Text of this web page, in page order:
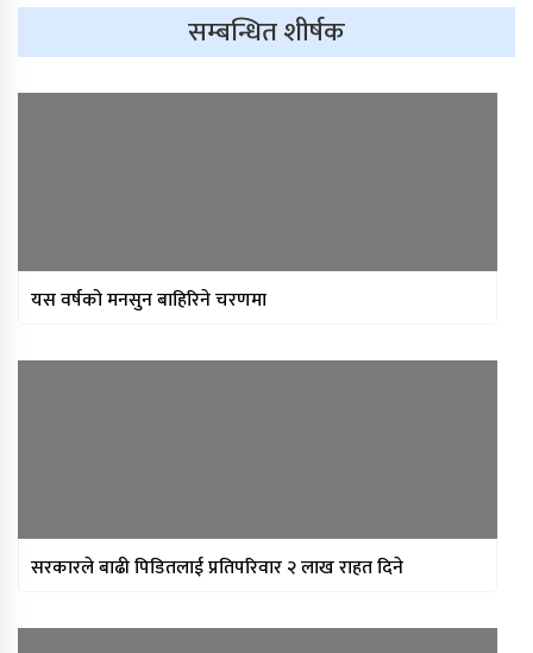
सम्बन्धित शीर्षक
यस वर्षको मनसुन बाहिरिने चरणमा
सरकारले बाढी पिडितलाई प्रतिपरिवार २ लाख राहत दिने